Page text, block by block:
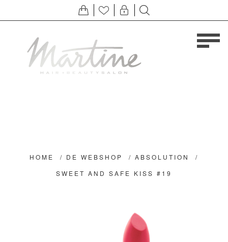
HOME / DE WEBSHOP / ABSOLUTION
/
SWEET AND SAFE KISS #19